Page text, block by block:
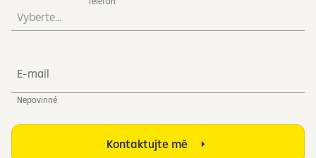
Vyberte...
E-mail
Nepovinné
Kontaktujte mě